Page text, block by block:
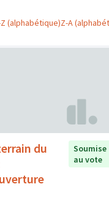
(alphabétique)Z-A
du
Soumise
au vote